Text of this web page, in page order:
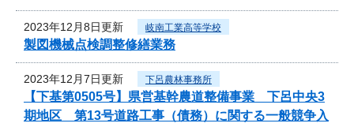
2023年12月8日更新 岐南工業高等学校
製図機械点検調整修繕業務
2023年12月7日更新 下呂農林事務所
【下基第0505号】県営基幹農道整備事業 下呂中央3
期地区 第13号道路工事（債務）に関する一般競争入